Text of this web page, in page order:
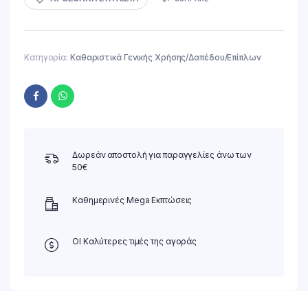
Κατηγορία: Καθαριστικά Γενικής Χρήσης/Δαπέδου/Επίπλων
Δωρεάν αποστολή για παραγγελίες άνω των
50€
Καθημερινές Mega Εκπτώσεις
ΟΙ Καλύτερες τιμές της αγοράς